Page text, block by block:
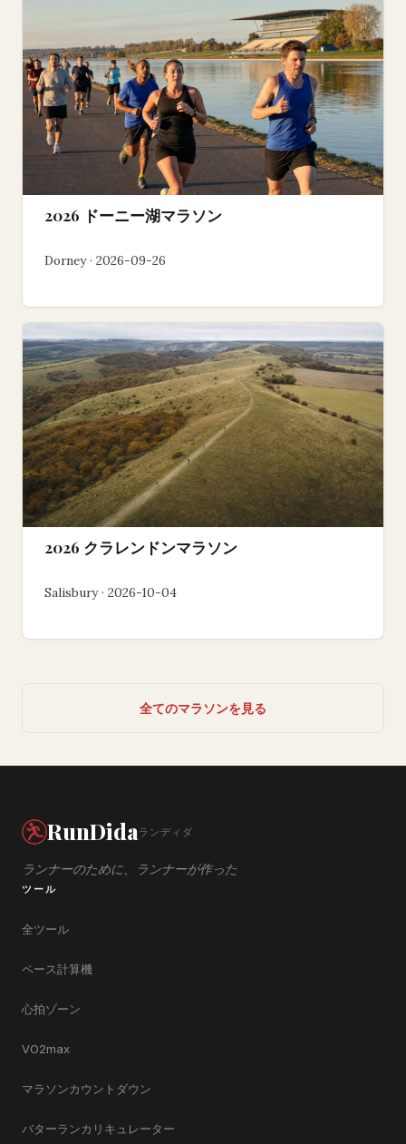
2026 ドーニー湖マラソン
Dorney · 2026-09-26
2026 クラレンドンマラソン
Salisbury · 2026-10-04
全てのマラソンを見る
RunDidaランディダ
ランナーのために、ランナーが作った
ツール
全ツール
ペース計算機
心拍ゾーン
VO2max
マラソンカウントダウン
バターランカリキュレーター